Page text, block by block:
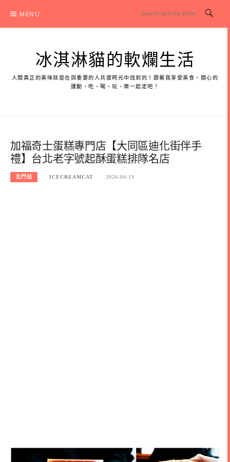
content
MENU
冰淇淋貓的軟爛生活
人間真正的美味就是在與重要的人共度時光中找到的！跟著我享受美食，開心的
運動，吃、喝、玩、樂一起走吧！
加福奇士蛋糕專門店【大同區迪化街伴手
禮】台北老字號起酥蛋糕排隊名店
北門站 ICECREAMCAT 2026-04-19